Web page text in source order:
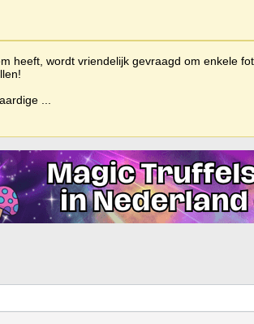
heeft, wordt vriendelijk gevraagd om enkele